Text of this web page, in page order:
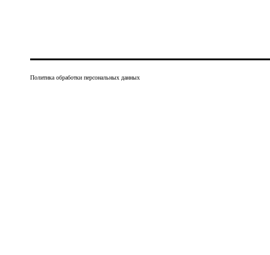
Политика обработки персональных данных